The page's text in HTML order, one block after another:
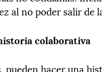
al no poder salir de
colaborativa
pueden hacer una